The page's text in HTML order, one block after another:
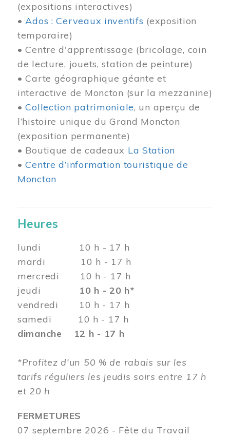
(expositions interactives)
•Ados : Cerveaux inventifs (exposition
temporaire)
• Centre d'apprentissage (bricolage, coin
de lecture, jouets, station de peinture)
• Carte géographique géante et
interactive de Moncton (sur la mezzanine)
•Collection patrimoniale, un aperçu de
l’histoire unique du Grand Moncton
(exposition permanente)
• Boutique de cadeaux La Station
•Centre d’information touristique de
Moncton
Heures
lundi 10 h - 17 h
mardi 10 h - 17 h
mercredi 10 h - 17 h
jeudi 10 h - 20 h*
vendredi 10 h - 17 h
samedi 10 h - 17 h
dimanche 12 h - 17 h
*Profitez d'un 50 % de rabais sur les
tarifs réguliers les jeudis soirs entre 17 h
et 20 h
FERMETURES
07 septembre 2026 - Fête du Travail